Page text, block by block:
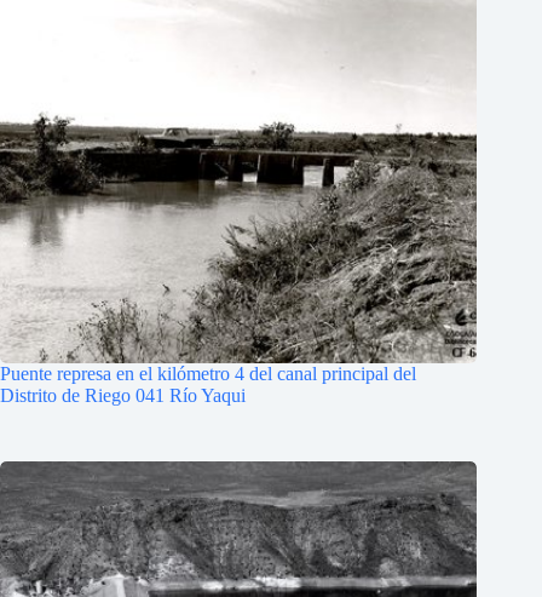
Puente represa en el kilómetro 4 del canal principal del
Distrito de Riego 041 Río Yaqui